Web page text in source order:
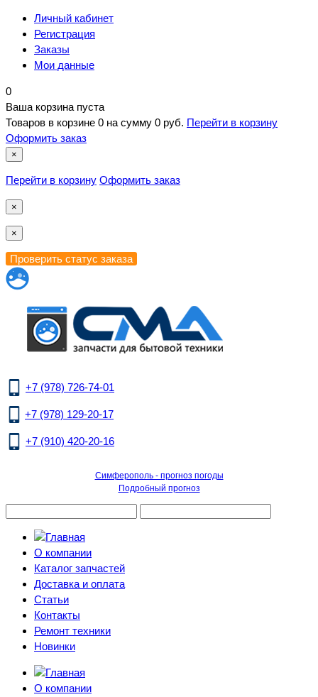
Личный кабинет
Регистрация
Заказы
Мои данные
0
Ваша корзина пуста
Товаров в корзине 0 на сумму 0 руб. Перейти в корзину
Оформить заказ
×
Перейти в корзину Оформить заказ
×
×
+7 (978) 726-74-01
+7 (978) 129-20-17
+7 (910) 420-20-16
Симферополь - прогноз погоды
Подробный прогноз
О компании
Каталог запчастей
Доставка и оплата
Статьи
Контакты
Ремонт техники
Новинки
О компании